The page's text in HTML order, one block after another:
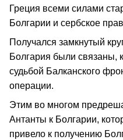
Греция всеми силами
Болгарии и сербское
Получался замкнутый
Болгария были связаны,
судьбой Балканского
операции.
Этим во многом
Антанты к Болгарии,
привело к получению